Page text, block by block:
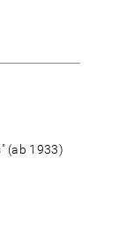
(ab 1933)